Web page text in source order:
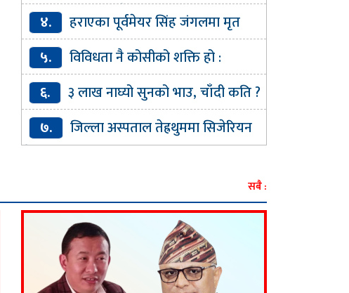
पुनःस्थापनासम्म जुट्दै तेह्रथुम
४.
हराएका पूर्वमेयर सिंह जंगलमा मृत
भेटिए
५.
विविधता नै कोसीको शक्ति हो :
मुख्यमन्त्री कार्की
६.
३ लाख नाघ्यो सुनको भाउ, चाँदी कति ?
७.
जिल्ला अस्पताल तेह्रथुममा सिजेरियन
सेवा ठप्प, गर्भवतीलाई तराईका अस्पताल
सबै :